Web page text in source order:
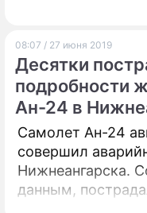
08:07 / 27 июня 2019
Десятки
подробности
Ан-24 в
Самолет Ан-24
совершил
Нижнеангарска.
данным,